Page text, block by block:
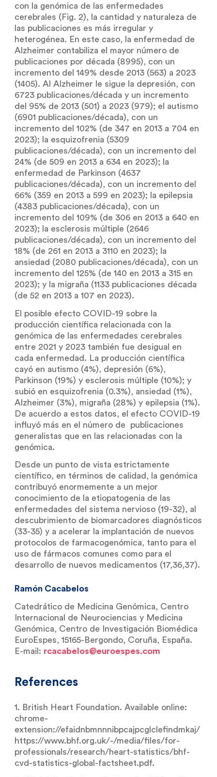
con la genómica de las enfermedades
cerebrales (Fig. 2), la cantidad y naturaleza de
las publicaciones es más irregular y
heterogénea. En este caso, la enfermedad de
Alzheimer contabiliza el mayor número de
publicaciones por década (8995), con un
incremento del 149% desde 2013 (563) a 2023
(1405). Al Alzheimer le sigue la depresión, con
6723 publicaciones/década y un incremento
del 95% de 2013 (501) a 2023 (979); el autismo
(6901 publicaciones/década), con un
incremento del 102% (de 347 en 2013 a 704 en
2023); la esquizofrenia (5309
publicaciones/década), con un incremento del
24% (de 509 en 2013 a 634 en 2023); la
enfermedad de Parkinson (4637
publicaciones/década), con un incremento del
66% (359 en 2013 a 599 en 2023); la epilepsia
(4383 publicaciones/década), con un
incremento del 109% (de 306 en 2013 a 640 en
2023); la esclerosis múltiple (2646
publicaciones/década), con un incremento del
18% (de 261 en 2013 a 3110 en 2023); la
ansiedad (2080 publicaciones/década), con un
incremento del 125% (de 140 en 2013 a 315 en
2023); y la migraña (1133 publicaciones década
(de 52 en 2013 a 107 en 2023).
El posible efecto COVID-19 sobre la
producción científica relacionada con la
genómica de las enfermedades cerebrales
entre 2021 y 2023 también fue desigual en
cada enfermedad. La producción científica
cayó en autismo (4%), depresión (6%),
Parkinson (19%) y esclerosis múltiple (10%); y
subió en esquizofrenia (0.3%), ansiedad (1%),
Alzheimer (3%), migraña (28%) y epilepsia (1%).
De acuerdo a estos datos, el efecto COVID-19
influyó más en el número de publicaciones
generalistas que en las relacionadas con la
genómica.
Desde un punto de vista estrictamente
científico, en términos de calidad, la genómica
contribuyó enormemente a un mejor
conocimiento de la etiopatogenia de las
enfermedades del sistema nervioso (19-32), al
descubrimiento de biomarcadores diagnósticos
(33-35) y a acelerar la implantación de nuevos
protocolos de farmacogenómica, tanto para el
uso de fármacos comunes como para el
desarrollo de nuevos medicamentos (17,36,37).
Ramón Cacabelos
Catedrático de Medicina Genómica, Centro
Internacional de Neurociencias y Medicina
Genómica, Centro de Investigación Biomédica
EuroEspes, 15165-Bergondo, Coruña, España.
E-mail: rcacabelos@euroespes.com
References
1. British Heart Foundation. Available online:
chrome-
extension://efaidnbmnnnibpcajpcglclefindmkaj/
https://www.bhf.org.uk/-/media/files/for-
professionals/research/heart-statistics/bhf-
cvd-statistics-global-factsheet.pdf.